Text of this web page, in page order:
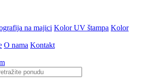
na majici Kolor UV štampa Kolor
O nama Kontakt